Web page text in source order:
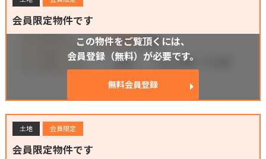
会員限定物件です
この物件をご覧頂くには、
会員登録（無料）が必要です。
無料会員登録
土地 会員限定
会員限定物件です